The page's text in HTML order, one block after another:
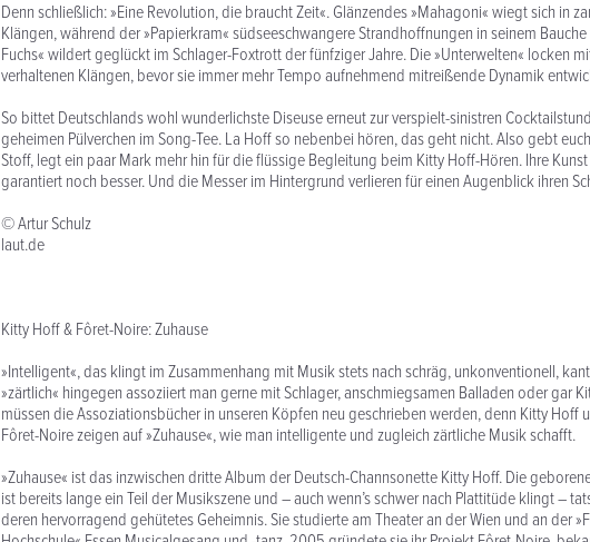
Denn schließlich: »Eine Revolution, die braucht Zeit«. Glänzendes »Mahagoni« wiegt sich in
Klängen, während der »Papierkram« südseeschwangere Strandhoffnungen in seinem
Fuchs« wildert geglückt im Schlager-Foxtrott der fünfziger Jahre. Die »Unterwelten« locken
verhaltenen Klängen, bevor sie immer mehr Tempo aufnehmend mitreißende Dynamik
So bittet Deutschlands wohl wunderlichste Diseuse erneut zur verspielt-sinistren
geheimen Pülverchen im Song-Tee. La Hoff so nebenbei hören, das geht nicht. Also gebt
Stoff, legt ein paar Mark mehr hin für die flüssige Begleitung beim Kitty Hoff-Hören. Ihre
garantiert noch besser. Und die Messer im Hintergrund verlieren für einen Augenblick ihren
© Artur Schulz
laut.de
Kitty Hoff & Fôret-Noire: Zuhause
»Intelligent«, das klingt im Zusammenhang mit Musik stets nach schräg, unkonventionell,
»zärtlich« hingegen assoziiert man gerne mit Schlager, anschmiegsamen Balladen oder gar
müssen die Assoziationsbücher in unseren Köpfen neu geschrieben werden, denn Kitty Hoff
Fôret-Noire zeigen auf »Zuhause«, wie man intelligente und zugleich zärtliche Musik schafft.
»Zuhause« ist das inzwischen dritte Album der Deutsch-Channsonette Kitty Hoff. Die
ist bereits lange ein Teil der Musikszene und – auch wenn’s schwer nach Plattitüde klingt –
deren hervorragend gehütetes Geheimnis. Sie studierte am Theater an der Wien und an der